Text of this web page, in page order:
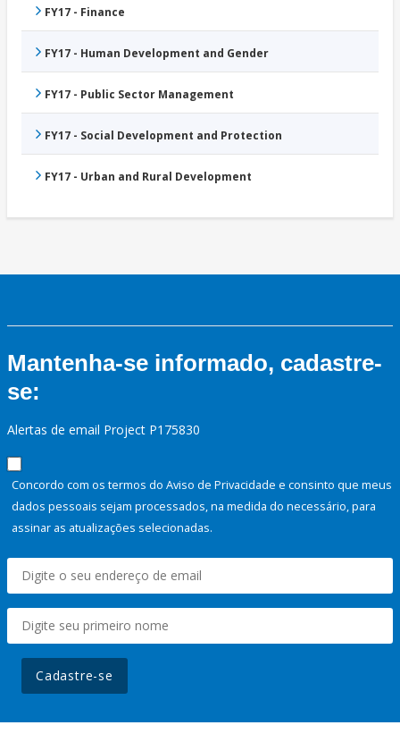
FY17 - Finance
FY17 - Human Development and Gender
FY17 - Public Sector Management
FY17 - Social Development and Protection
FY17 - Urban and Rural Development
Mantenha-se informado, cadastre-
se:
Alertas de email Project P175830
Concordo com os termos do Aviso de Privacidade e consinto que meus
dados pessoais sejam processados, na medida do necessário, para
assinar as atualizações selecionadas.
Cadastre-se